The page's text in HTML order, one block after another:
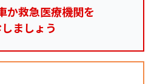
か救急医療機関を
ましょう